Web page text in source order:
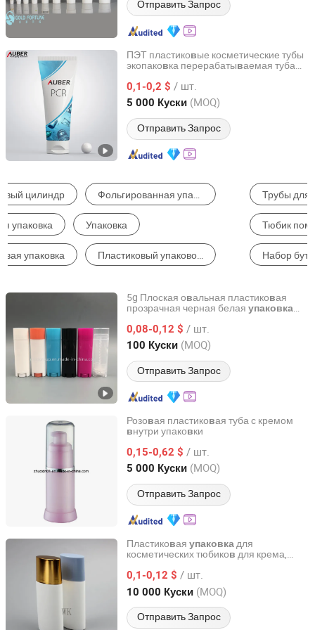
Отправить Запрос
ПЭТ пластиковые косметические тубы
экопаковка перерабатываемая туба
0,1-0,2 $ / шт.
5 000 Куски (MOQ)
Отправить Запрос
Auber Packaging Co., Ltd.
Guangdong, China с 2020
Трубы для Упаковки Пластиковая Труба
Тюбик помады Пластиковая Бутылка
Набор бутылок Тушь для ресниц
5g Плоская овальная пластиковая
прозрачная черная белая упаковка
5ml Мини пустой контейнер для
упаков ки помады
0,08-0,12 $ / шт.
100 Куски (MOQ)
Отправить Запрос
Chengdu Utop Technology Co., Ltd.
Sichuan, China с 2024
Розовая пластиковая туба с кремом
внутри упаковки
0,15-0,62 $ / шт.
5 000 Куски (MOQ)
Отправить Запрос
Yuyao Zhuoxin Import & Export Co., Ltd.
Zhejiang, China с 2018
Пластиковая упаковкадля
косметических тюбиков для крема,
крема для глаз, лосьона, шампуня для
ухода за кожей
0,1-0,12 $ / шт.
10 000 Куски (MOQ)
Отправить Запрос
Hebei Shengjin Package Co., Ltd.
Hebei, China с 2023